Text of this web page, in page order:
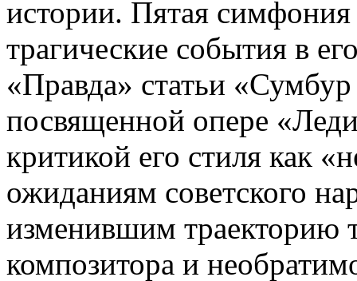
истории. Пятая
трагические события в
«Правда» статьи
посвященной опере
критикой его стиля как
ожиданиям советского
изменившим траекторию
композитора и